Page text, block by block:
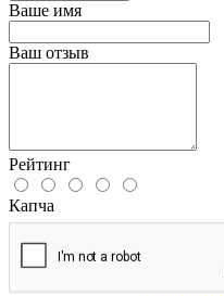
Ваше имя
Ваш отзыв
Рейтинг
Капча